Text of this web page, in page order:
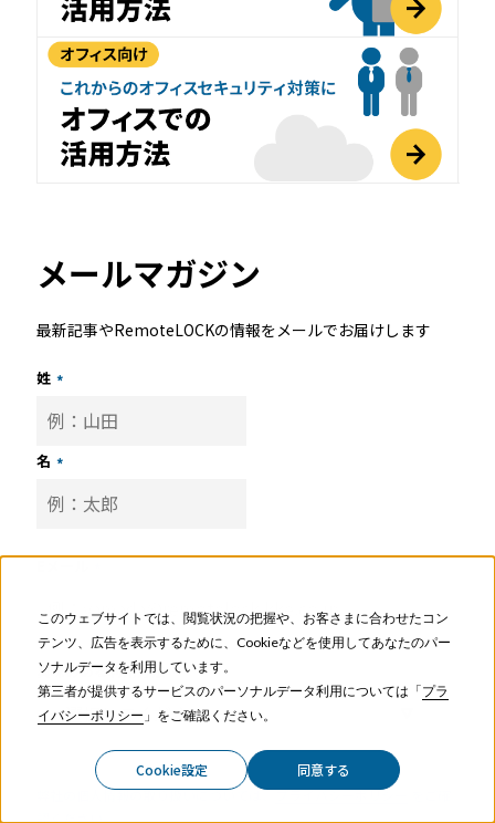
このウェブサイトでは、閲覧状況の把握や、お客さまに合わせたコン
テンツ、広告を表示するために、Cookieなどを使用してあなたのパー
ソナルデータを利用しています。
第三者が提供するサービスのパーソナルデータ利用については「プラ
イバシーポリシー 」をご確認ください。
Cookie設定 同意する
メールマガジン
最新記事やRemoteLOCKの情報をメールでお届けします
姓 *
名 *
興味のある利用方法 *
弊社の個人情報の取り扱いについては、プライバシーポリシー
認ください。